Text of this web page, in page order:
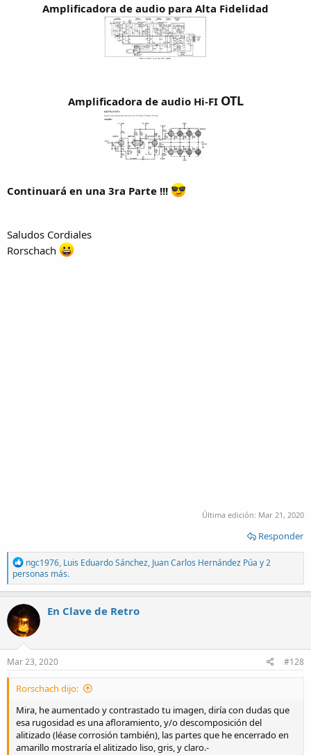
Amplificadora de audio para Alta Fidelidad
Amplificadora de audio Hi-FI OTL
Continuará en una 3ra Parte !!!
Saludos Cordiales
Rorschach
Última edición: Mar 21, 2020
Responder
R
e
a
c
t
i
o
n
s
:
ngc1976, Luis Eduardo Sánchez, Juan Carlos Hernández Púa y 2
personas más.
En Clave de Retro
Mar 23, 2020 #128
Rorschach dijo:
Mira, he aumentado y contrastado tu imagen, diría con dudas que
esa rugosidad es una afloramiento, y/o descomposición del
alitizado (léase corrosión también), las partes que he encerrado en
amarillo mostraría el alitizado liso, gris, y claro.-